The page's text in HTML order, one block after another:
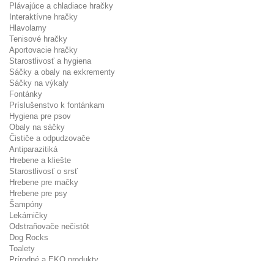
Plávajúce a chladiace hračky
Interaktívne hračky
Hlavolamy
Tenisové hračky
Aportovacie hračky
Starostlivosť a hygiena
Sáčky a obaly na exkrementy
Sáčky na výkaly
Fontánky
Príslušenstvo k fontánkam
Hygiena pre psov
Obaly na sáčky
Čističe a odpudzovače
Antiparazitiká
Hrebene a kliešte
Starostlivosť o srsť
Hrebene pre mačky
Hrebene pre psy
Šampóny
Lekárničky
Odstraňovače nečistôt
Dog Rocks
Toalety
Prírodné a EKO produkty